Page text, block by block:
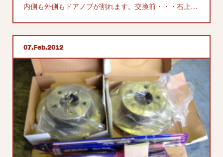
内側も外側もドアノブが割れます。交換前・・・右上…
07 Feb 2012